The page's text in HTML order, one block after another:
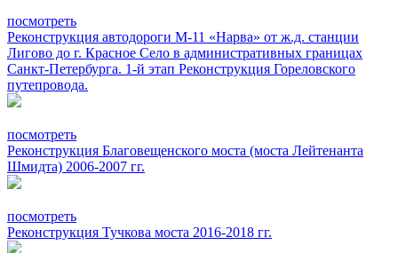
посмотреть
Реконструкция автодороги М-11 «Нарва» от ж.д. станции
Лигово до г. Красное Село в административных границах
Санкт-Петербурга. 1-й этап Реконструкция Гореловского
путепровода.
посмотреть
Реконструкция Благовещенского моста (моста Лейтенанта
Шмидта) 2006-2007 гг.
посмотреть
Реконструкция Тучкова моста 2016-2018 гг.